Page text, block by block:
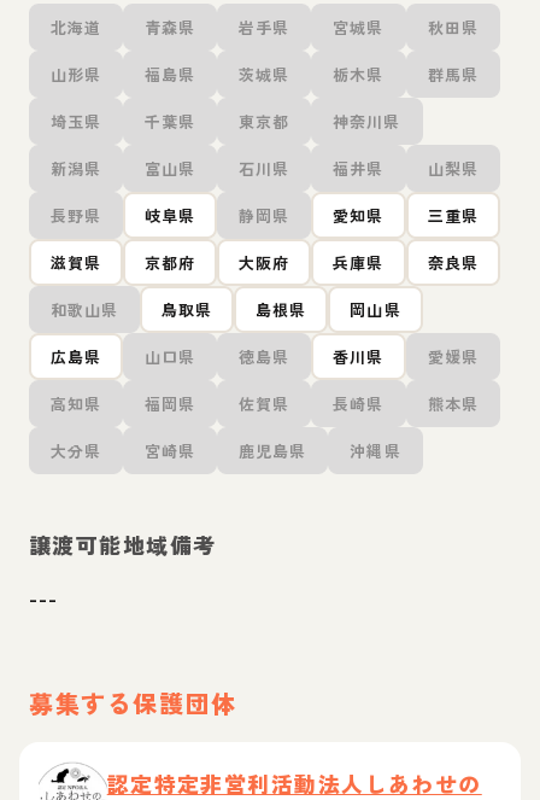
北海道 青森県 岩手県 宮城県 秋田県
山形県 福島県 茨城県 栃木県 群馬県
埼玉県 千葉県 東京都 神奈川県
新潟県 富山県 石川県 福井県 山梨県
長野県 岐阜県 静岡県 愛知県 三重県
滋賀県 京都府 大阪府 兵庫県 奈良県
和歌山県 鳥取県 島根県 岡山県
広島県 山口県 徳島県 香川県 愛媛県
高知県 福岡県 佐賀県 長崎県 熊本県
大分県 宮崎県 鹿児島県 沖縄県
譲渡可能地域備考
---
募集する保護団体
認定特定非営利活動法人しあわせの